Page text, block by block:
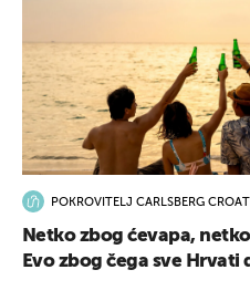
POKROVITELJ CARLSBERG
Netko zbog ćevapa,
Evo zbog čega sve Hrvati